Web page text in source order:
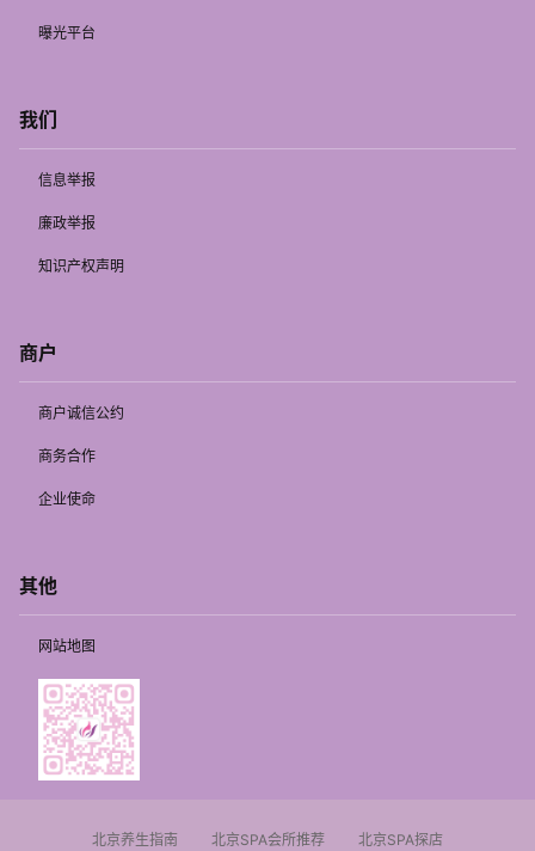
曝光平台
我们
信息举报
廉政举报
知识产权声明
商户
商户诚信公约
商务合作
企业使命
其他
网站地图
北京养生指南 北京SPA会所推荐 北京SPA探店